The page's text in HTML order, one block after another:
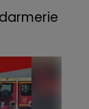
deux
d'une